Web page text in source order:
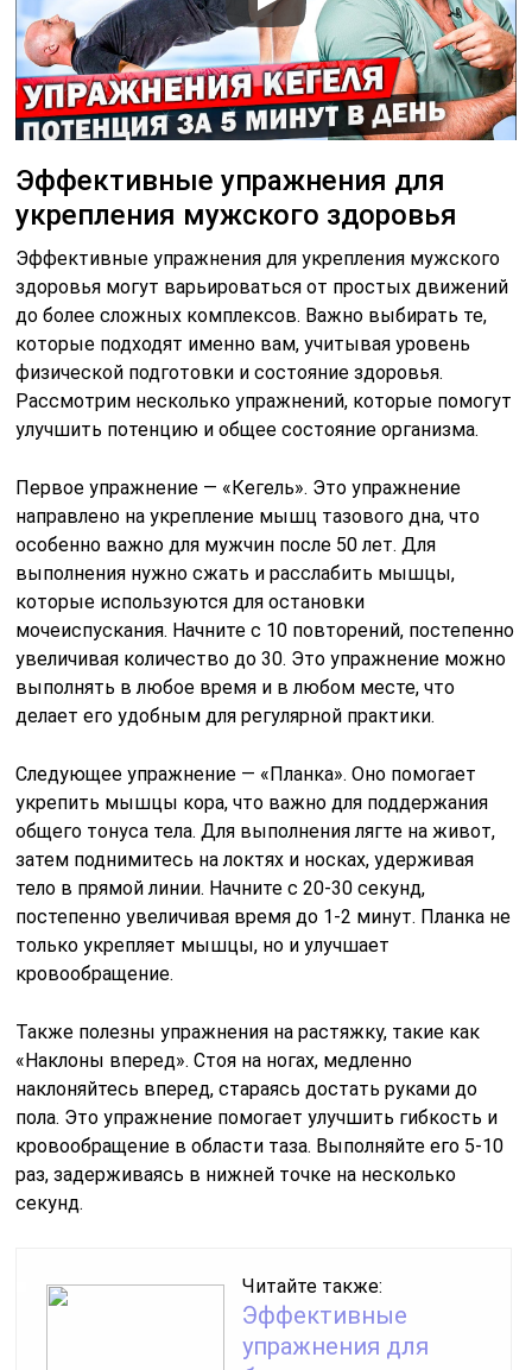
Эффективные упражнения для
укрепления мужского здоровья
Эффективные упражнения для укрепления мужского
здоровья могут варьироваться от простых движений
до более сложных комплексов. Важно выбирать те,
которые подходят именно вам, учитывая уровень
физической подготовки и состояние здоровья.
Рассмотрим несколько упражнений, которые помогут
улучшить потенцию и общее состояние организма.
Первое упражнение — «Кегель». Это упражнение
направлено на укрепление мышц тазового дна, что
особенно важно для мужчин после 50 лет. Для
выполнения нужно сжать и расслабить мышцы,
которые используются для остановки
мочеиспускания. Начните с 10 повторений, постепенно
увеличивая количество до 30. Это упражнение можно
выполнять в любое время и в любом месте, что
делает его удобным для регулярной практики.
Следующее упражнение — «Планка». Оно помогает
укрепить мышцы кора, что важно для поддержания
общего тонуса тела. Для выполнения лягте на живот,
затем поднимитесь на локтях и носках, удерживая
тело в прямой линии. Начните с 20-30 секунд,
постепенно увеличивая время до 1-2 минут. Планка не
только укрепляет мышцы, но и улучшает
кровообращение.
Также полезны упражнения на растяжку, такие как
«Наклоны вперед». Стоя на ногах, медленно
наклоняйтесь вперед, стараясь достать руками до
пола. Это упражнение помогает улучшить гибкость и
кровообращение в области таза. Выполняйте его 5-10
раз, задерживаясь в нижней точке на несколько
секунд.
Читайте также:
Эффективные
упражнения для